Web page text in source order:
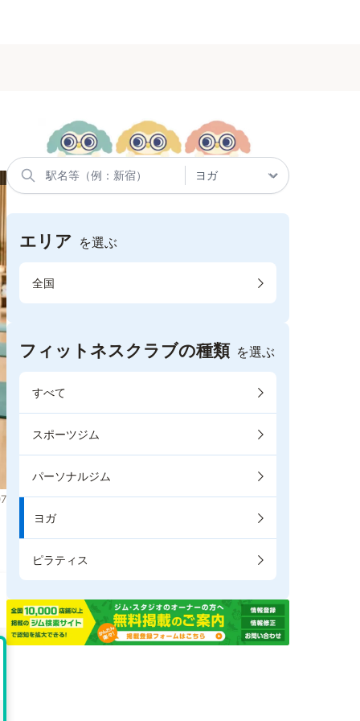
エリア を選ぶ
全国
フィットネスクラブの種類 を選ぶ
すべて
スポーツジム
パーソナルジム
ヨガ
ピラティス